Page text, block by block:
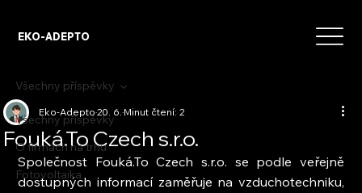
EKO-ADEPTO
Všechny příspěvky
O firmách na trhu
Fotovoltaika
Všechny příspěvky
Fouká.To Czech s.r.o.
Eko-Adepto20. 6.Minut čtení: 2
Společnost Fouká.To Czech s.r.o. se podle veřejně